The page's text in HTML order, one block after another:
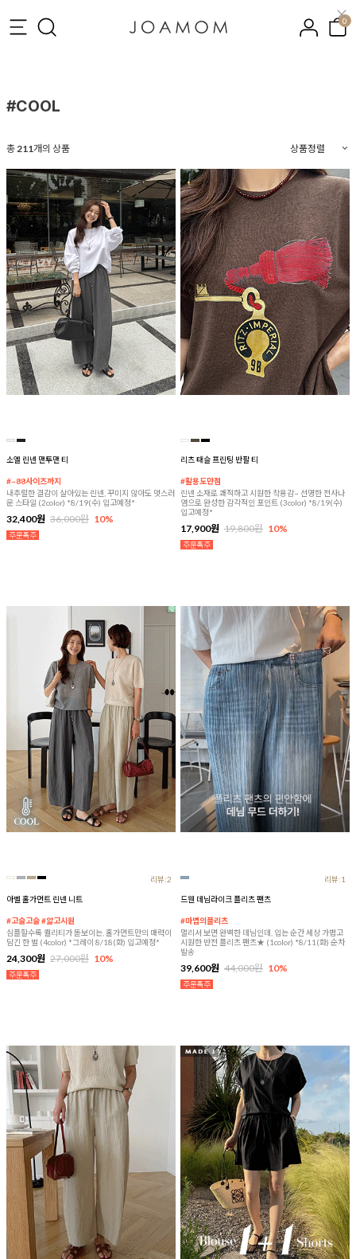
0
#COOL
총211개의 상품
소엘 린넨 맨투맨 티
#~88사이즈까지
내추럴한 결감이 살아있는 린넨, 꾸미지 않아도 멋스러
운 스타일 (2color) *8/19(수) 입고예정*
32,400원 36,000원 10%
리츠 태슬 프린팅 반팔 티
#활용도만점
린넨 소재로 쾌적하고 시원한 착용감~ 선명한 전사나
염으로 완성한 감각적인 포인트 (3color) *8/19(수)
입고예정*
17,900원 19,800원 10%
리뷰:2
아벨 홀가먼트 린넨 니트
#고슬고슬 #얇고시원
심플할수록 퀄리티가 돋보이는, 홀가먼트만의 매력이
담긴 한 벌 (4color) *그레이 8/18(화) 입고예정*
24,300원 27,000원 10%
리뷰:1
드웬 데님라이크 플리츠 팬츠
#마법의플리츠
멀리서 보면 완벽한 데님인데, 입는 순간 세상 가볍고
시원한 반전 플리츠 팬츠★ (1color) *8/11(화) 순차
발송
39,600원 44,000원 10%